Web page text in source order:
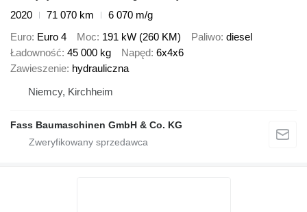
2020
71 070 km
6 070 m/g
Euro Euro 4 Moc 191 kW (260 KM) Paliwo diesel
Ładowność 45 000 kg Napęd 6x4x6
Zawieszenie hydrauliczna
Niemcy, Kirchheim
Fass Baumaschinen GmbH & Co. KG